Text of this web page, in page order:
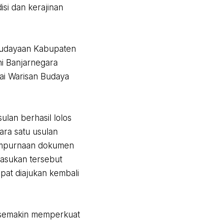
dan kerajinan
Kabupaten
Banjarnegara
Warisan Budaya
berhasil lolos
satu usulan
dokumen
tersebut
diajukan kembali
memperkuat